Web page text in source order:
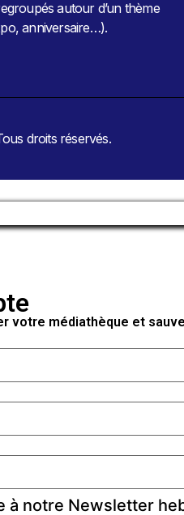
autour d’un thème
anniversaire…).
droits réservés.
votre médiathèque et
à notre Newsletter